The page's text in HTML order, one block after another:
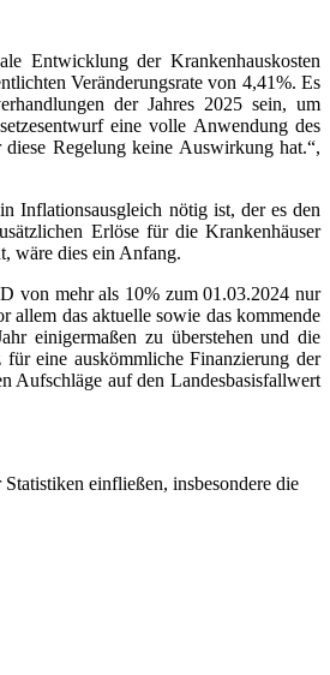
Entwicklung der Krankenhauskosten
Veränderungsrate von 4,41%. Es
der Jahres 2025 sein, um
eine volle Anwendung des
Regelung keine Auswirkung hat.“,
Inflationsausgleich nötig ist, der es den
Erlöse für die Krankenhäuser
wäre dies ein Anfang.
von mehr als 10% zum 01.03.2024 nur
das aktuelle sowie das kommende
einigermaßen zu überstehen und die
eine auskömmliche Finanzierung der
Aufschläge auf den Landesbasisfallwert
einfließen, insbesondere die